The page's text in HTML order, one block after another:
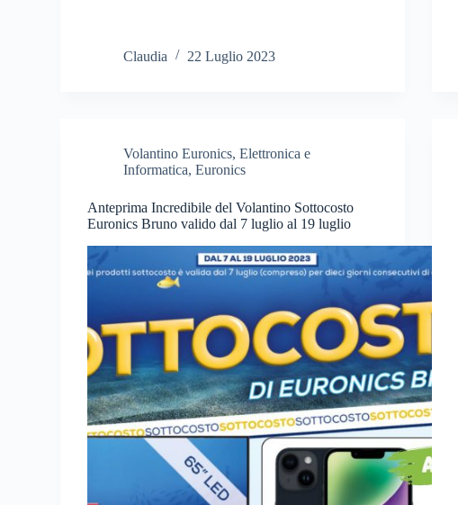
Claudia 22 Luglio 2023
Volantino Euronics,Elettronica e
Informatica,Euronics
Anteprima Incredibile del Volantino Sottocosto
Euronics Bruno valido dal 7 luglio al 19 luglio